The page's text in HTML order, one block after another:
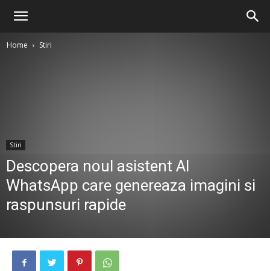
Home Stiri
Stiri
Descopera noul asistent AI
WhatsApp care genereaza imagini si
raspunsuri rapide